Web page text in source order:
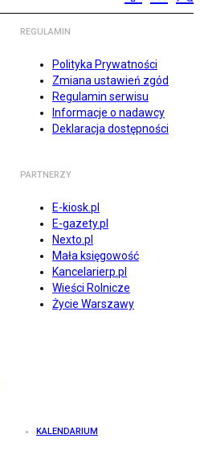
REGULAMIN
Polityka Prywatności
Zmiana ustawień zgód
Regulamin serwisu
Informacje o nadawcy
Deklaracja dostępności
PARTNERZY
E-kiosk.pl
E-gazety.pl
Nexto.pl
Mała księgowość
Kancelarierp.pl
Wieści Rolnicze
Życie Warszawy
KALENDARIUM